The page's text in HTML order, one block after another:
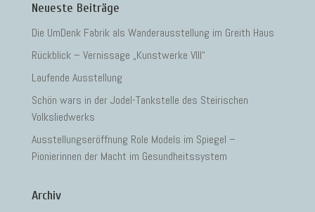
Neueste Beiträge
Die UmDenk Fabrik als Wanderausstellung im Greith Haus
Rückblick – Vernissage „Kunstwerke VIII“
Laufende Ausstellung
Schön wars in der Jodel-Tankstelle des Steirischen
Volksliedwerks
Ausstellungseröffnung Role Models im Spiegel –
Pionierinnen der Macht im Gesundheitssystem
Archiv